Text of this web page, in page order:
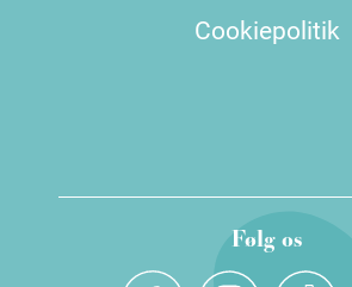
Cookiepolitik
Følg os